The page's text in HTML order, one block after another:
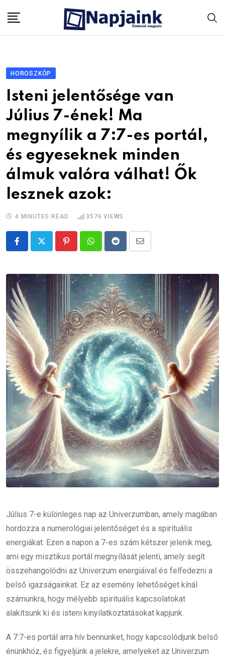
HOROSZKÓP
Isteni jelentősége van
Július 7-ének! Ma
megnyílik a 7:7-es portál,
és egyeseknek minden
álmuk valóra válhat! Ők
lesznek azok:
4 MINUTES READ 3576 VIEWS
PinterestWhatsappRedditShare
Email
Július 7-e különleges nap az Univerzumban, amely magában
hordozza a numerológiai jelentőséget és a spirituális
energiákat. Ezen a napon a 7-es szám kétszer jelenik meg,
ami egy misztikus portál megnyílását jelenti, amely segít
összehangolódni az Univerzum energiáival és felfedezni a
belső igazságainkat. Ez az esemény lehetőséget kínál
számunkra, hogy mélyebb spirituális kapcsolatokat
alakítsunk ki és isteni kinyilatkoztatásokat kapjunk.
A 7:7-es portál arra hív bennünket, hogy kapcsolódjunk belső
énünkhöz, és figyeljünk a jelekre, amelyeket az Univerzum